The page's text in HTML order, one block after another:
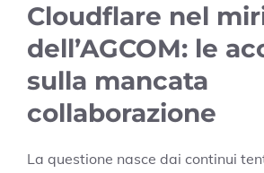
Cloudflare nel
dell’AGCOM: le
sulla mancata
collaborazione
La questione nasce dai continui